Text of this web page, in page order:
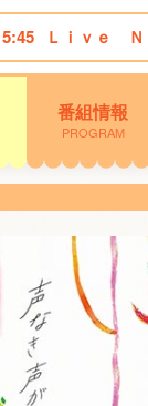
Ｌｉｖｅ
番組情報
PROGRAM